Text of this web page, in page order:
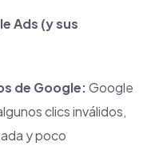
Ads (y sus
de Google:Google
clics inválidos,
y poco